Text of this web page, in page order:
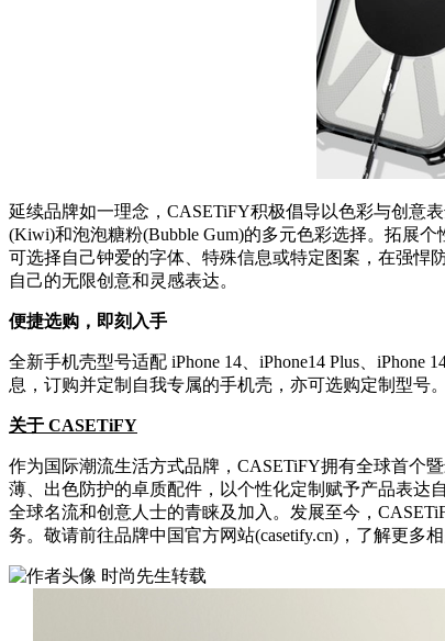
延续品牌如一理念，CASETiFY积极倡导以色彩与创意
(Kiwi)和泡泡糖粉(Bubble Gum)的多元色彩选择。拓展
可选择自己钟爱的字体、特殊信息或特定图案，在强悍
自己的无限创意和灵感表达。
便捷选购，即刻入手
全新手机壳型号适配 iPhone 14、iPhone14 Plus、
息，订购并定制自我专属的手机壳，亦可选购定制型号。
关于 CASETiFY
作为国际潮流生活方式品牌，CASETiFY拥有全球首个
薄、出色防护的卓质配件，以个性化定制赋予产品表达
全球名流和创意人士的青睐及加入。发展至今，
务。敬请前往品牌中国官方网站(casetify.cn)，了解更多相
时尚先生转载